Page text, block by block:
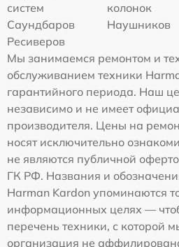
систем
колонок
Саундбаров
Наушников
Ресиверов
Мы занимаемся ремонтом и
обслуживанием техники
гарантийного периода. Наш
независимо и не имеет
производителя. Цены на
носят исключительно
не являются публичной
ГК РФ. Названия и
Harman Kardon упоминаются
информационных целях —
перечень техники, с которой
организация не